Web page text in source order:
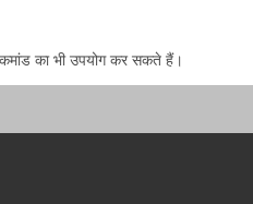
का भी उपयोग कर सकते हैं।